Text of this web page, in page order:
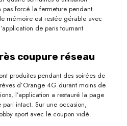
pas forcé la fermeture pendant
mémoire est restée gérable avec
de paris tournant
coupure réseau
produites pendant des soirées de
d’Orange 4G durant moins de
l’application a restauré la page
intact. Sur une occasion,
sport avec le coupon vidé.